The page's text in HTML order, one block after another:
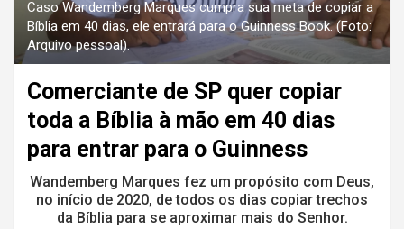
Caso Wandemberg Marques cumpra sua meta de copiar a
Bíblia em 40 dias, ele entrará para o Guinness Book. (Foto:
Arquivo pessoal).
Comerciante de SP quer copiar
toda a Bíblia à mão em 40 dias
para entrar para o Guinness
Wandemberg Marques fez um propósito com Deus,
no início de 2020, de todos os dias copiar trechos
da Bíblia para se aproximar mais do Senhor.